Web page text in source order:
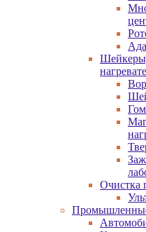
Очистка